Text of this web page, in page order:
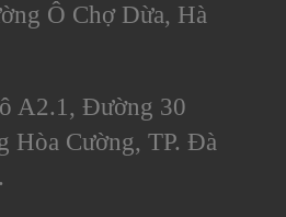
Ô Chợ Dừa, Hà
A2.1, Đường 30
Hòa Cường, TP. Đà